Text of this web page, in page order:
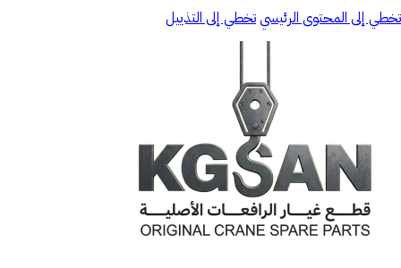
تخطي إلى المحتوى الرئيسيتخطي إلى التذييل